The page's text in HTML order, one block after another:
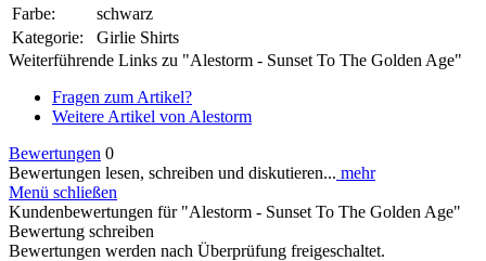
Farbe:
schwarz
Kategorie:
Girlie Shirts
Weiterführende Links zu "Alestorm - Sunset To The Golden Age"
Fragen zum Artikel?
Weitere Artikel von Alestorm
Bewertungen 0
Bewertungen lesen, schreiben und diskutieren... mehr
Menü schließen
Kundenbewertungen für "Alestorm - Sunset To The Golden Age"
Bewertung schreiben
Bewertungen werden nach Überprüfung freigeschaltet.